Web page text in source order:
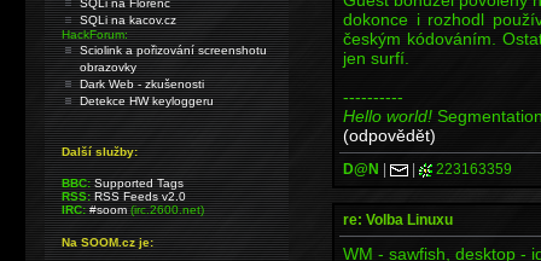
dokonce i rozhodl
českým kódováním.
jen surfí.
----------
Hello world!
(odpovědět)
D@N | | 223163359
re: Volba Linuxu
WM - sawfish, desktop -
SQLi na Florenc
SQLi na kacov.cz
HackForum:
Sciolink a pořizování screenshotu
obrazovky
Dark Web - zkušenosti
Detekce HW keyloggeru
Další služby:
BBC: Supported Tags
RSS: RSS Feeds v2.0
IRC: #soom(irc.2600.net)
Na SOOM.cz je: